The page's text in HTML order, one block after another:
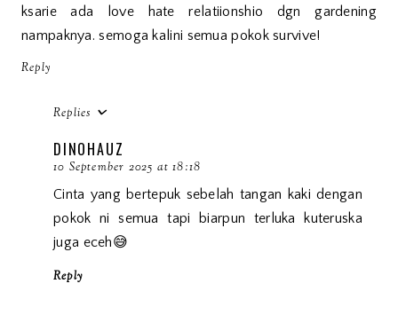
ksarie ada love hate relatiionshio dgn gardening
nampaknya. semoga kalini semua pokok survive!
Reply
Replies
DINOHAUZ
10 September 2025 at 18:18
Cinta yang bertepuk sebelah tangan kaki dengan
pokok ni semua tapi biarpun terluka kuteruska
juga eceh😅
Reply